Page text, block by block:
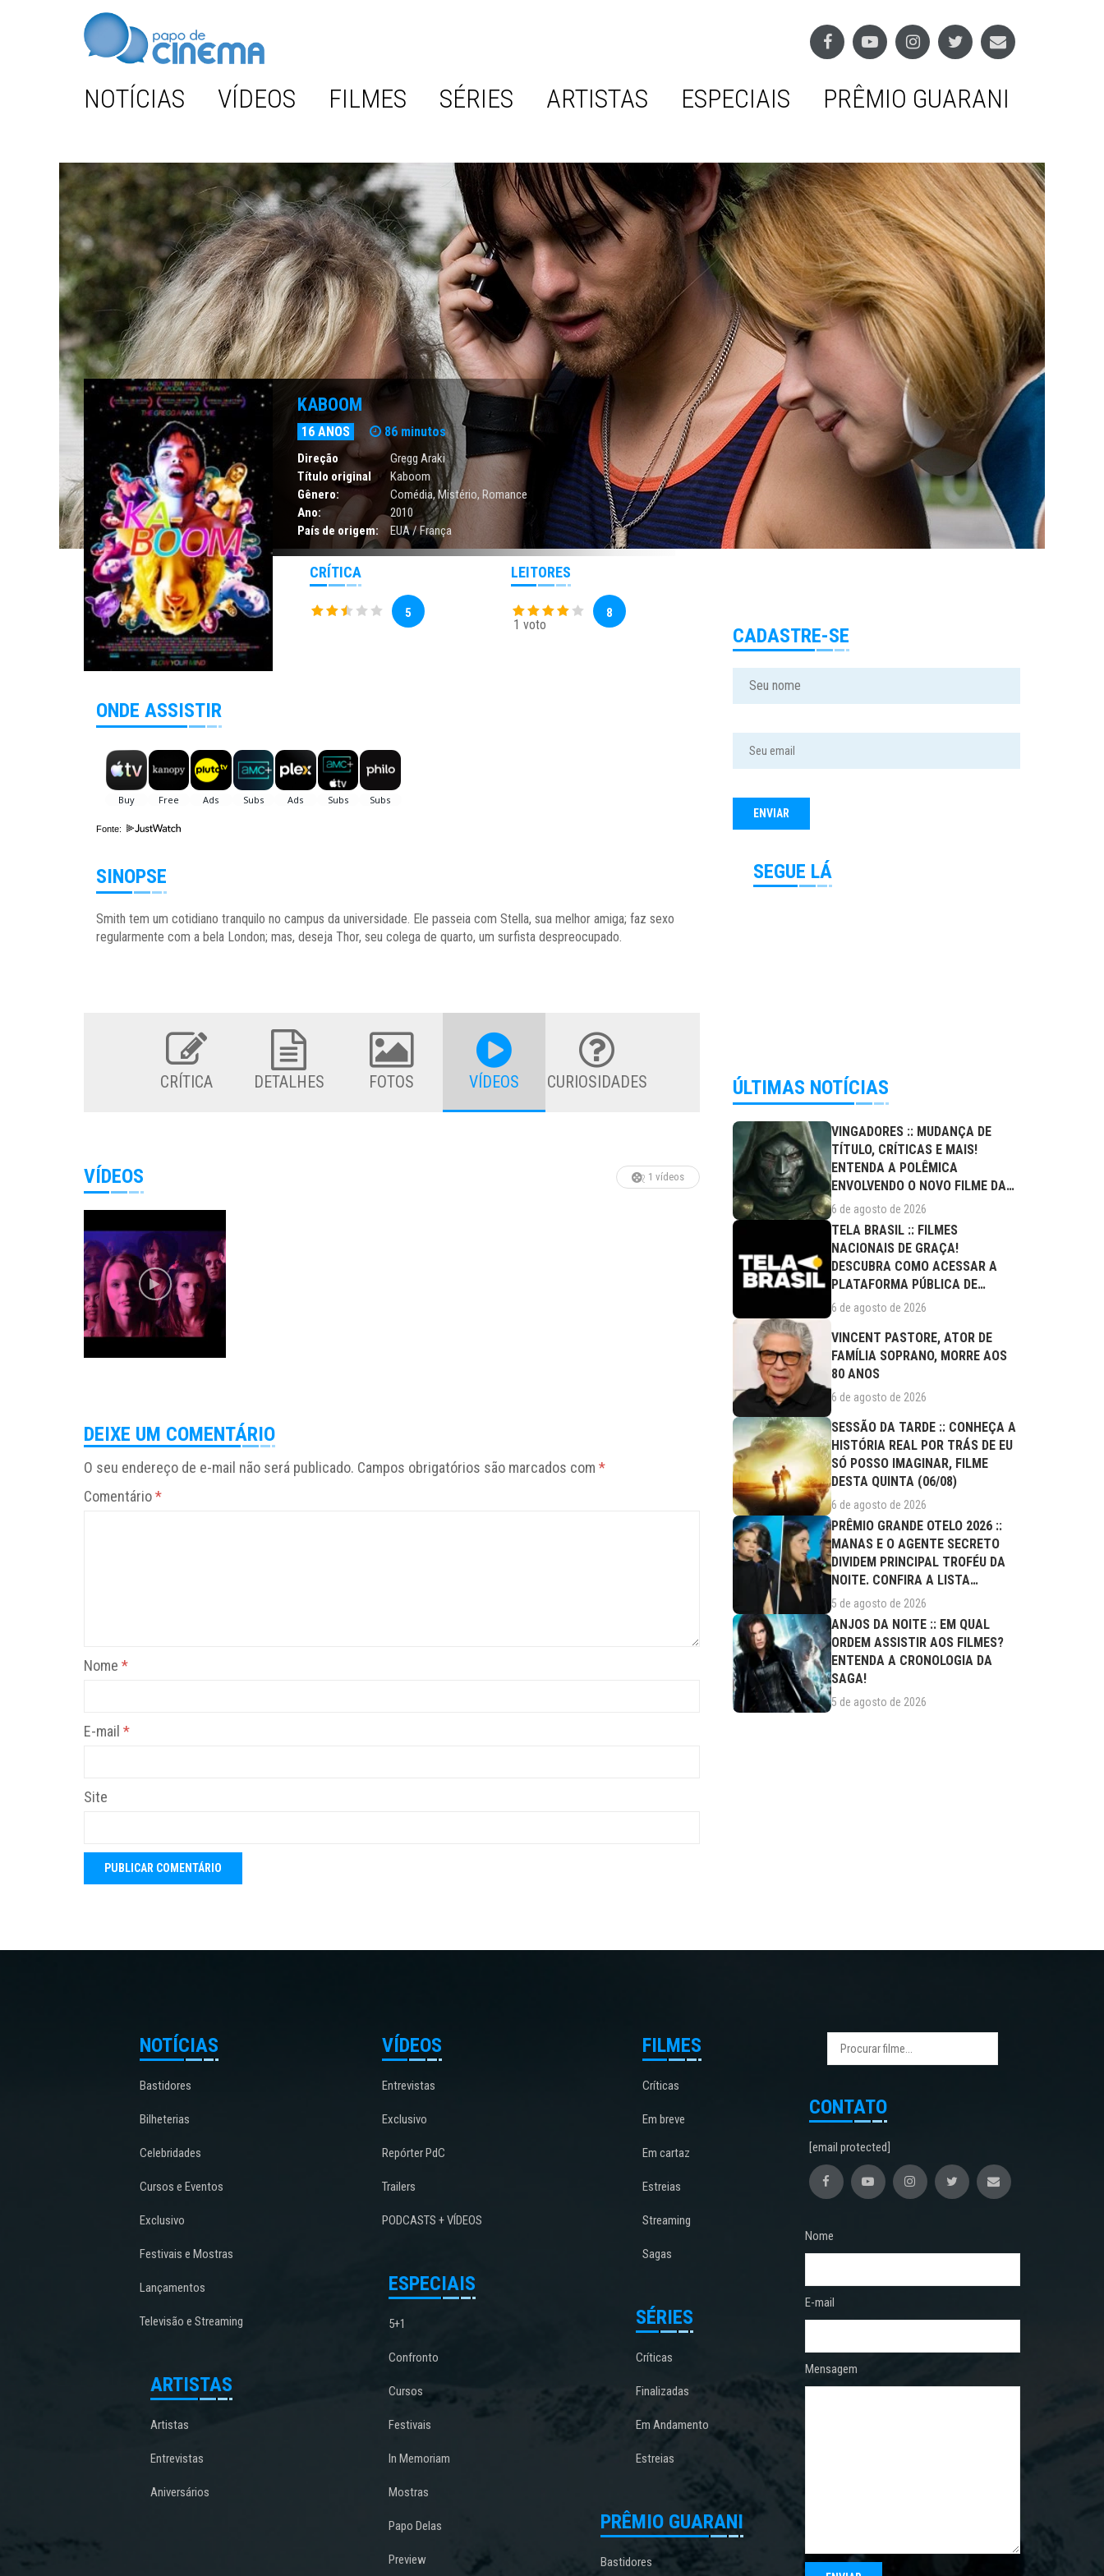
NOTÍCIAS VÍDEOS FILMES SÉRIES ARTISTAS ESPECIAIS PRÊMIO GUARANI
KABOOM
16 ANOS 86 minutos
Direção
Gregg Araki
Título original
Kaboom
Gênero:
Comédia,Mistério,Romance
Ano:
2010
País de origem:
EUA / França
CRÍTICA
5
LEITORES
1 voto
8
ONDE ASSISTIR
Fonte:
SINOPSE
Smith tem um cotidiano tranquilo no campus da universidade. Ele passeia com Stella, sua melhor amiga; faz sexo
regularmente com a bela London; mas, deseja Thor, seu colega de quarto, um surfista despreocupado.
CRÍTICA DETALHES FOTOS VÍDEOS CURIOSIDADES
VÍDEOS 1 vídeos
DEIXE UM COMENTÁRIO
O seu endereço de e-mail não será publicado. Campos obrigatórios são marcados com *
Comentário*
Nome *
E-mail *
Site
CADASTRE-SE
SEGUE LÁ
ÚLTIMAS NOTÍCIAS
VINGADORES :: MUDANÇA DE
TÍTULO, CRÍTICAS E MAIS!
ENTENDA A POLÊMICA
ENVOLVENDO O NOVO FILME DA
MARVEL
6 de agosto de 2026
TELA BRASIL :: FILMES
NACIONAIS DE GRAÇA!
DESCUBRA COMO ACESSAR A
PLATAFORMA PÚBLICA DE
STREAMING
6 de agosto de 2026
VINCENT PASTORE, ATOR DE
FAMÍLIA SOPRANO, MORRE AOS
80 ANOS
6 de agosto de 2026
SESSÃO DA TARDE :: CONHEÇA A
HISTÓRIA REAL POR TRÁS DE EU
SÓ POSSO IMAGINAR, FILME
DESTA QUINTA (06/08)
6 de agosto de 2026
PRÊMIO GRANDE OTELO 2026 ::
MANAS E O AGENTE SECRETO
DIVIDEM PRINCIPAL TROFÉU DA
NOITE. CONFIRA A LISTA
COMPLETA DE...
5 de agosto de 2026
ANJOS DA NOITE :: EM QUAL
ORDEM ASSISTIR AOS FILMES?
ENTENDA A CRONOLOGIA DA
SAGA!
5 de agosto de 2026
NOTÍCIAS
Bastidores
Bilheterias
Celebridades
Cursos e Eventos
Exclusivo
Festivais e Mostras
Lançamentos
Televisão e Streaming
ARTISTAS
Artistas
Entrevistas
Aniversários
VÍDEOS
Entrevistas
Exclusivo
Repórter PdC
Trailers
PODCASTS + VÍDEOS
ESPECIAIS
5+1
Confronto
Cursos
Festivais
In Memoriam
Mostras
Papo Delas
Preview
FILMES
Críticas
Em breve
Em cartaz
Estreias
Streaming
Sagas
SÉRIES
Críticas
Finalizadas
Em Andamento
Estreias
PRÊMIO GUARANI
Bastidores
CONTATO
[email protected]
Nome
E-mail
Mensagem